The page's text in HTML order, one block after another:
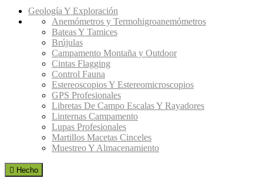
Geología Y Exploración
Anemómetros y Termohigroanemómetros
Bateas Y Tamices
Brújulas
Campamento Montaña y Outdoor
Cintas Flagging
Control Fauna
Estereoscopios Y Estereomicroscopios
GPS Profesionales
Libretas De Campo Escalas Y Rayadores
Linternas Campamento
Lupas Profesionales
Martillos Macetas Cinceles
Muestreo Y Almacenamiento
 Hecho